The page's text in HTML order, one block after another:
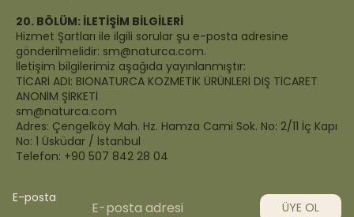
20. BÖLÜM: İLETİŞİM BİLGİLERİ
Hizmet Şartları ile ilgili sorular şu e-posta adresine
gönderilmelidir: sm@naturca.com.
İletişim bilgilerimiz aşağıda yayınlanmıştır:
TİCARİ ADI: BIONATURCA KOZMETİK ÜRÜNLERİ DIŞ TİCARET
ANONİM ŞİRKETİ
sm@naturca.com
Adres: Çengelköy Mah. Hz. Hamza Cami Sok. No: 2/11 İç Kapı
No: 1 Üsküdar / İstanbul
Telefon: +90 507 842 28 04
E-posta
ÜYE OL